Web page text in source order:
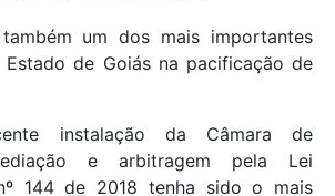
um dos mais importantes
Estado de Goiás na pacificação de
instalação da Câmara de
e arbitragem pela Lei
144 de 2018 tenha sido o mais